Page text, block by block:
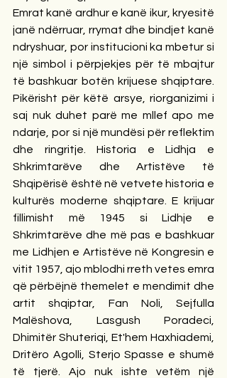
Emrat kanë ardhur e kanë ikur, kryesitë
janë ndërruar, rrymat dhe bindjet kanë
ndryshuar, por institucioni ka mbetur si
një simbol i përpjekjes për të mbajtur
të bashkuar botën krijuese shqiptare.
Pikërisht për këtë arsye, riorganizimi i
saj nuk duhet parë me mllef apo me
ndarje, por si një mundësi për reflektim
dhe ringritje. Historia e Lidhja e
Shkrimtarëve dhe Artistëve të
Shqipërisë është në vetvete historia e
kulturës moderne shqiptare. E krijuar
fillimisht më 1945 si Lidhje e
Shkrimtarëve dhe më pas e bashkuar
me Lidhjen e Artistëve në Kongresin e
vitit 1957, ajo mblodhi rreth vetes emra
që përbëjnë themelet e mendimit dhe
artit shqiptar, Fan Noli, Sejfulla
Malëshova, Lasgush Poradeci,
Dhimitër Shuteriqi, Et'hem Haxhiademi,
Dritëro Agolli, Sterjo Spasse e shumë
të tjerë. Ajo nuk ishte vetëm një